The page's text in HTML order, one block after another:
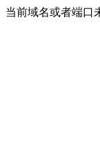
当前域名或者端口